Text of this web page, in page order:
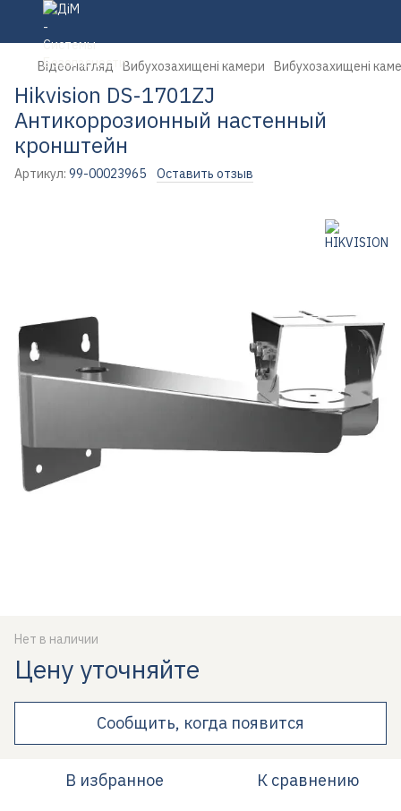
Відеонагляд Вибухозахищені камери Вибухозахищені
Hikvision DS-1701ZJ
Антикоррозионный настенный
кронштейн
Артикул: 99-00023965 Оставить отзыв
Нет в наличии
Цену уточняйте
Сообщить, когда появится
В избранное К сравнению